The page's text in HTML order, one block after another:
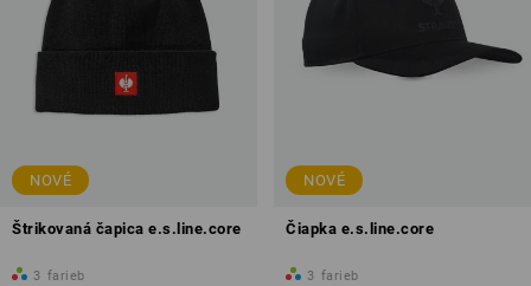
NOVÉ
Štrikovaná čapica e.s.line.core
3 farieb
NOVÉ
Čiapka e.s.line.core
3 farieb